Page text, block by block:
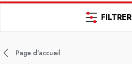
FILTRER
Page d'accueil